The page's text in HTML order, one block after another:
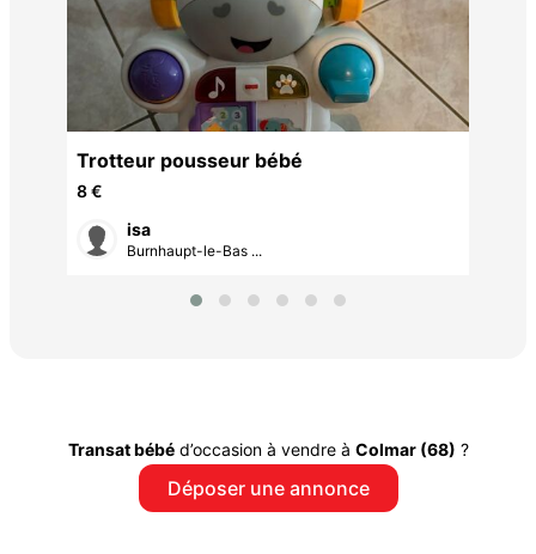
Trotteur pousseur bébé
8 €
isa
Burnhaupt-le-Bas ...
Transat bébéd’occasion à vendre à Colmar (68) ?
Déposer une annonce